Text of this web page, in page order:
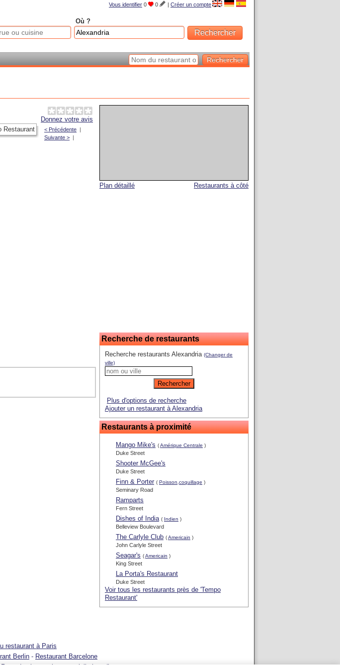
Vous identifier 0 0 | Créer un compte
Où ?
Restaurants à côté
Plan détaillé
Recherche de restaurants
Recherche restaurants Alexandria (Changer de
ville)
Plus d'options de recherche
Ajouter un restaurant à Alexandria
Restaurants à proximité
Mango Mike's (Amérique Centrale )
Duke Street
Shooter McGee's
Duke Street
Finn & Porter ( Poisson,coquillage )
Seminary Road
Ramparts
Fern Street
Dishes of India ( Indien )
Belleview Boulevard
The Carlyle Club (Americain )
John Carlyle Street
Seagar's (Americain )
King Street
La Porta's Restaurant
Duke Street
Voir tous les restaurants près de 'Tempo
Restaurant'
Donnez votre avis
< Précédente |
Suivante > |
restaurant à Paris
Berlin - Restaurant Barcelone
totale ou partielle interdite